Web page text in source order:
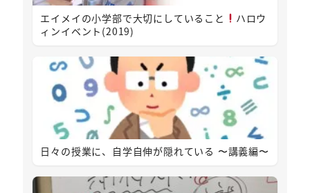
エイメイの小学部で大切にしていること
ハロウ
ィンイベント(2019)
日々の授業に、自学自伸が隠れている 〜講義編〜